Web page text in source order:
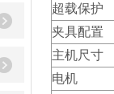
超载保护
夹具配置
主机尺寸
电机